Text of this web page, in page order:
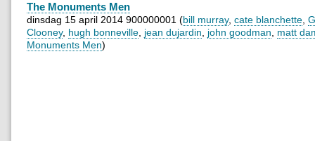
The Monuments Men
dinsdag 15 april 2014 900000001 (bill murray, cate blanchette
Clooney, hugh bonneville jean dujardin john goodman
matt
Monuments Men)